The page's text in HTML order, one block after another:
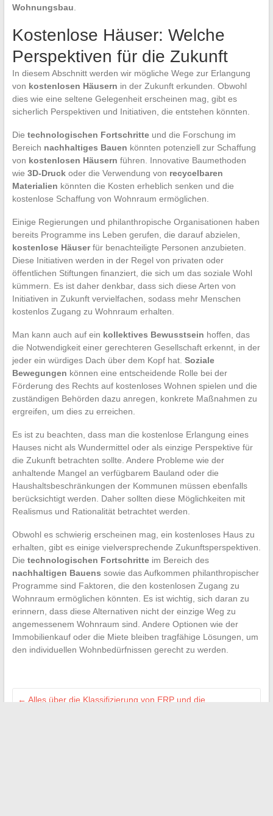
Wohnungsbau
Kostenlose Häuser: Welche
Perspektiven für die Zukunft
In diesem Abschnitt werden wir mögliche Wege zur Erlangung
von kostenlosen Häusern in der Zukunft erkunden. Obwohl
dies wie eine seltene Gelegenheit erscheinen mag, gibt es
sicherlich Perspektiven und Initiativen, die entstehen könnten.
Die technologischen Fortschritteund die Forschung im
Bereich nachhaltiges Bauen könnten potenziell zur Schaffung
von kostenlosen Häusern führen. Innovative Baumethoden
wie 3D-Druckoder die Verwendung von recycelbaren
Materialien könnten die Kosten erheblich senken und die
kostenlose Schaffung von Wohnraum ermöglichen.
Einige Regierungen und philanthropische Organisationen haben
bereits Programme ins Leben gerufen, die darauf abzielen,
kostenlose Häuserfür benachteiligte Personen anzubieten.
Diese Initiativen werden in der Regel von privaten oder
öffentlichen Stiftungen finanziert, die sich um das soziale Wohl
kümmern. Es ist daher denkbar, dass sich diese Arten von
Initiativen in Zukunft vervielfachen, sodass mehr Menschen
kostenlos Zugang zu Wohnraum erhalten.
Man kann auch auf ein kollektives Bewusstsein hoffen, das
die Notwendigkeit einer gerechteren Gesellschaft erkennt, in der
jeder ein würdiges Dach über dem Kopf hat. Soziale
Bewegungen können eine entscheidende Rolle bei der
Förderung des Rechts auf kostenloses Wohnen spielen und die
zuständigen Behörden dazu anregen, konkrete Maßnahmen zu
ergreifen, um dies zu erreichen.
Es ist zu beachten, dass man die kostenlose Erlangung eines
Hauses nicht als Wundermittel oder als einzige Perspektive für
die Zukunft betrachten sollte. Andere Probleme wie der
anhaltende Mangel an verfügbarem Bauland oder die
Haushaltsbeschränkungen der Kommunen müssen ebenfalls
berücksichtigt werden. Daher sollten diese Möglichkeiten mit
Realismus und Rationalität betrachtet werden.
Obwohl es schwierig erscheinen mag, ein kostenloses Haus zu
erhalten, gibt es einige vielversprechende Zukunftsperspektiven.
Die technologischen Fortschritteim Bereich des
nachhaltigen Bauens sowie das Aufkommen philanthropischer
Programme sind Faktoren, die den kostenlosen Zugang zu
Wohnraum ermöglichen könnten. Es ist wichtig, sich daran zu
erinnern, dass diese Alternativen nicht der einzige Weg zu
angemessenem Wohnraum sind. Andere Optionen wie der
Immobilienkauf oder die Miete bleiben tragfähige Lösungen, um
den individuellen Wohnbedürfnissen gerecht zu werden.
← Alles über die Klassifizierung von ERP und die